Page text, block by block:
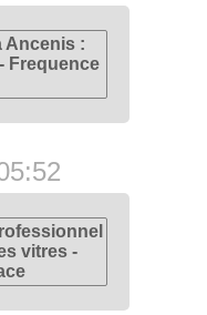
Ancenis :
Frequence
vitres -